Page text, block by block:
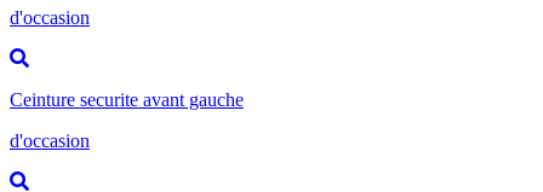
d'occasion
Ceinture securite avant gauche
d'occasion